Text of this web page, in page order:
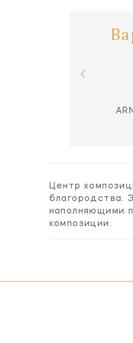
Центр
благородства.
наполняющими
композиции.